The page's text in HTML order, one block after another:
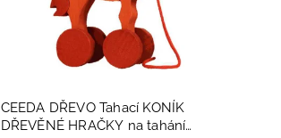
CEEDA DŘEVO Tahací KONÍK
DŘEVĚNÉ HRAČKY na tahání